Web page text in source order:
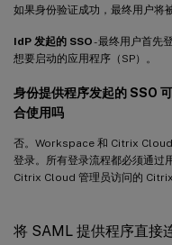
如果身份验证成功，最终用户将
IdP 发起的 SSO- 最终用户首先
想要启动的应用程序（SP）。
身份提供程序发起的 SSO
合使用吗
否。Workspace 和 Citrix Cloud
登录。所有登录流程都必须通过
Citrix Cloud 管理员访问的 Citrix
将 SAML 提供程序直接